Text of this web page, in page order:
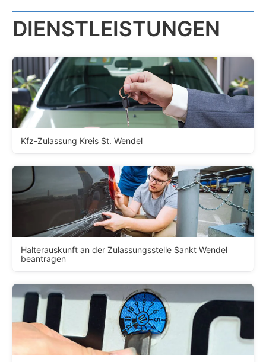
DIENST­LEISTUNGEN
Kfz-Zulassung Kreis St. Wendel
Halterauskunft an der Zulassungsstelle Sankt Wendel
beantragen